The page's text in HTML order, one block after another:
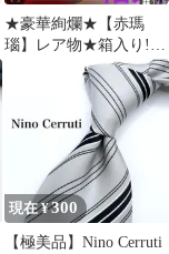
★豪華絢爛★【赤瑪
瑙】レア物★箱入り!!
☆カーネリアン 天然石
現在 ¥300
【極美品】Nino Cerruti